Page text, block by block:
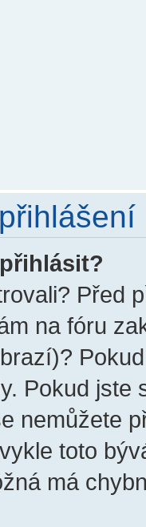
Před
na fóru
Pokud jste
nemůžete
toto
má